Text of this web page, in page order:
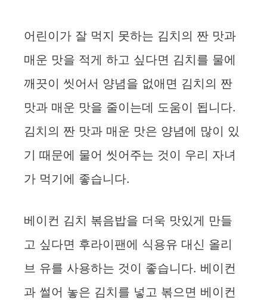
어린이가 잘 먹지 못하는 김치의 짠 맛과
매운 맛을 적게 하고 싶다면 김치를 물에
깨끗이 씻어서 양념을 없애면 김치의 짠
맛과 매운 맛을 줄이는데 도움이 됩니다.
김치의 짠 맛과 매운 맛은 양념에 많이 있
기 때문에 물어 씻어주는 것이 우리 자녀
가 먹기에 좋습니다.
베이컨 김치 볶음밥을 더욱 맛있게 만들
고 싶다면 후라이팬에 식용유 대신 올리
브 유를 사용하는 것이 좋습니다. 베이컨
과 썰어 놓은 김치를 넣고 볶으면 베이컨